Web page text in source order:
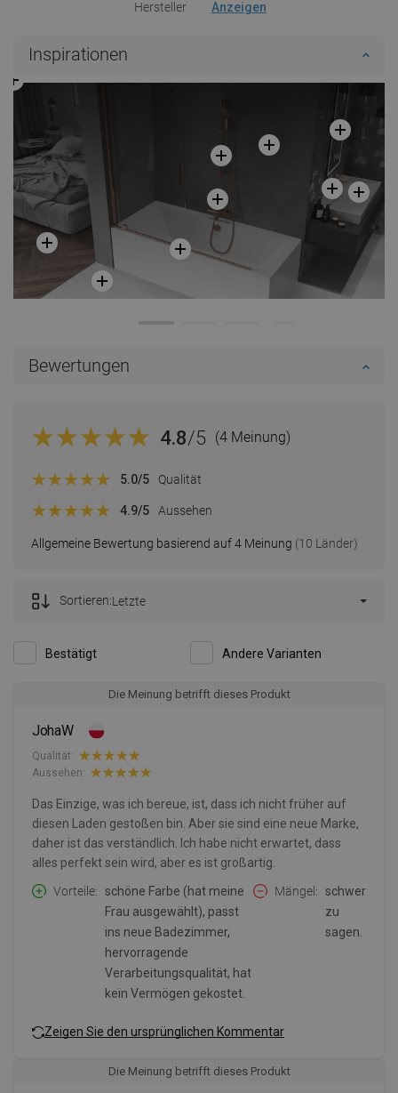
Hersteller Anzeigen
Inspirationen
Bewertungen
4.8/5 (4 Meinung)
Allgemeine Bewertung basierend auf 4 Meinung (10 Länder)
5.0/5 Qualität
4.9/5 Aussehen
Bestätigt Andere Varianten
Sortieren:Letzte
Die Meinung betrifft dieses Produkt
JohaW
Qualität:
Aussehen:
Das Einzige, was ich bereue, ist, dass ich nicht früher auf
diesen Laden gestoßen bin. Aber sie sind eine neue Marke,
daher ist das verständlich. Ich habe nicht erwartet, dass
alles perfekt sein wird, aber es ist großartig.
Vorteile
schöne Farbe (hat meine
Frau ausgewählt), passt
ins neue Badezimmer,
hervorragende
Verarbeitungsqualität, hat
kein Vermögen gekostet.
Mängel
schwer
zu
sagen.
Zeigen Sie den ursprünglichen Kommentar
Die Meinung betrifft dieses Produkt